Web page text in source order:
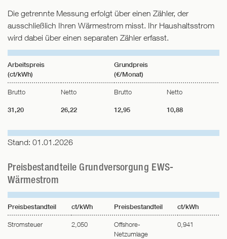
Die getrennte Messung erfolgt über einen Zähler, der
ausschließlich Ihren Wärmestrom misst. Ihr Haushaltsstrom
wird dabei über einen separaten Zähler erfasst.
Arbeitspreis
(ct/kWh)
Grundpreis
(€/Monat)
Brutto Netto Brutto Netto
31,20 26,22 12,95 10,88
Stand: 01.01.2026
Preisbestandteile Grundversorgung EWS-
Wärmestrom
Preisbestandteil ct/kWh Preisbestandteil ct/kWh
Stromsteuer 2,050
Offshore-
Netzumlage
0,941